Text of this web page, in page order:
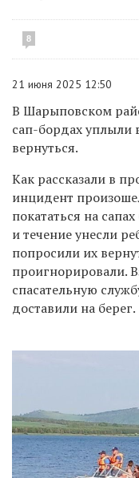
8
21 июня 2025 12:50
В Шарыповском
сап-бордах уплыли
вернуться.
Как рассказали в
инцидент
покататься на
и течение унесли
попросили их
проигнорировали.
спасательную
доставили на берег.